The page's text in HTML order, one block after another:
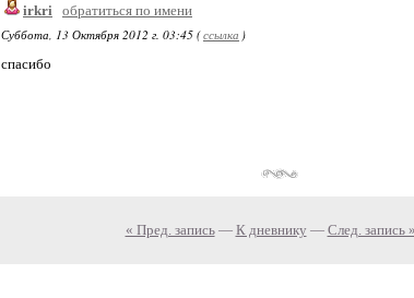
irkri обратиться по имени
Суббота, 13 Октября 2012 г. 03:45 (ссылка )
спасибо
« Пред. запись— К дневнику — След. запись »